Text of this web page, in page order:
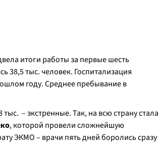
итоги работы за первые шесть
38,5 тыс. человек. Госпитализация
году. Среднее пребывание в
– экстренные. Так, на всю страну стала
, которой провели сложнейшую
ЭКМО – врачи пять дней боролись сразу